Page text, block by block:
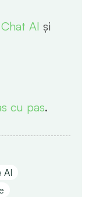
AI și
cu pas.
AI